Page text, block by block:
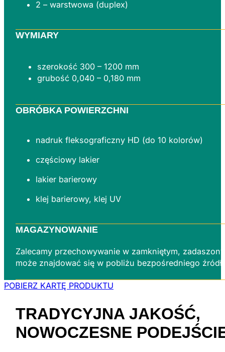
2 – warstwowa (duplex)
WYMIARY
szerokość 300 – 1200 mm
grubość 0,040 – 0,180 mm
OBRÓBKA POWIERZCHNI
nadruk fleksograficzny HD (do 10 kolorów)
częściowy lakier
lakier barierowy
klej barierowy, klej UV
MAGAZYNOWANIE
Zalecamy przechowywanie w zamkniętym,
może znajdować się w pobliżu bezpośredniego
POBIERZ KARTĘ PRODUKTU
TRADYCYJNA JAKOŚĆ,
NOWOCZESNE